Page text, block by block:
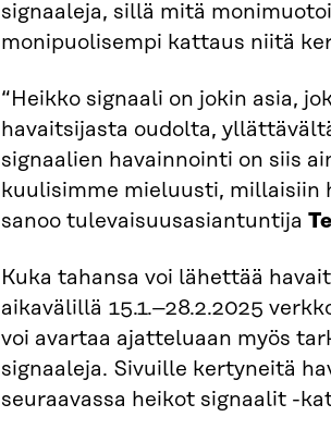
signaaleja, sillä mitä
monipuolisempi kattaus niitä
“Heikko signaali on jokin asia,
havaitsijasta oudolta,
signaalien havainnointi on siis
kuulisimme mieluusti, millaisiin
sanoo tulevaisuusasiantuntija
Kuka tahansa voi lähettää
aikavälillä 15.1.–28.2.2025
voi avartaa ajatteluaan myös
signaaleja. Sivuille kertyneitä
seuraavassa heikot signaalit -